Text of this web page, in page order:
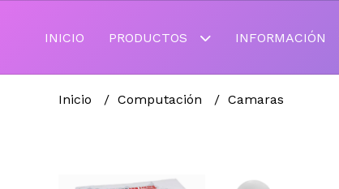
INICIO PRODUCTOS INFORMACIÓN
Inicio Computación Camaras